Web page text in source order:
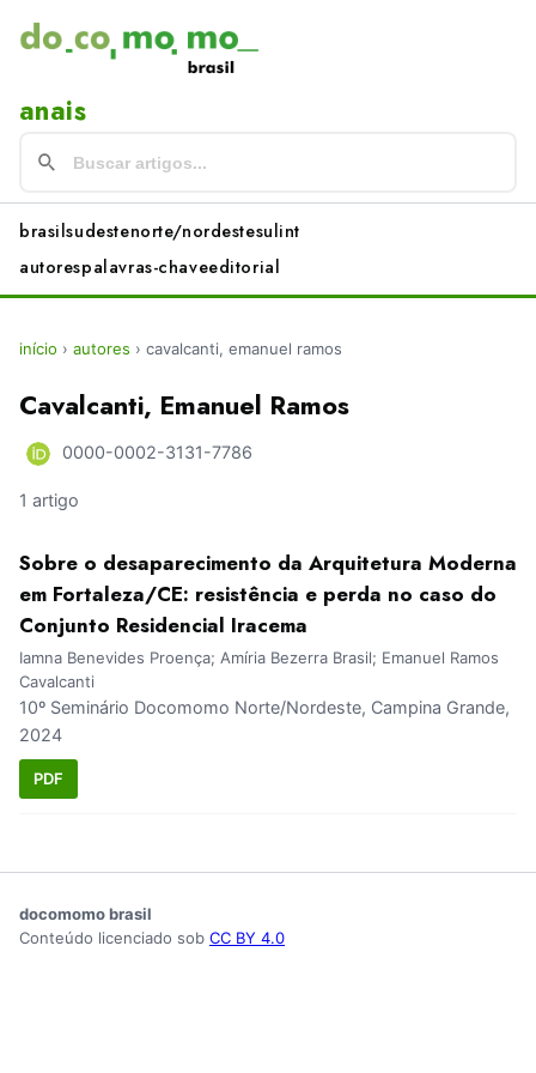
anais
brasilsudestenorte/nordestesulint
autorespalavras-chaveeditorial
início › autores › cavalcanti, emanuel ramos
Cavalcanti, Emanuel Ramos
0000-0002-3131-7786
1 artigo
Sobre o desaparecimento da Arquitetura Moderna
em Fortaleza/CE: resistência e perda no caso do
Conjunto Residencial Iracema
Iamna Benevides Proença; Amíria Bezerra Brasil; Emanuel Ramos
Cavalcanti
10º Seminário Docomomo Norte/Nordeste, Campina Grande,
2024
PDF
docomomo brasil
Conteúdo licenciado sob CC BY 4.0